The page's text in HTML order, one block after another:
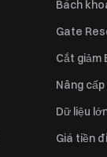
Bách
Gate
Cắt giảm
Nâng cấp
Dữ liệu
Giá tiền